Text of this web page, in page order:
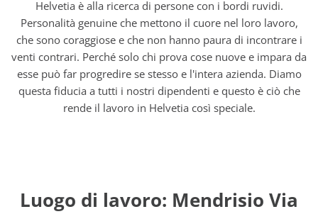
Helvetia è alla ricerca di persone con i bordi ruvidi.
Personalità genuine che mettono il cuore nel loro lavoro,
che sono coraggiose e che non hanno paura di incontrare i
venti contrari. Perché solo chi prova cose nuove e impara da
esse può far progredire se stesso e l'intera azienda. Diamo
questa fiducia a tutti i nostri dipendenti e questo è ciò che
rende il lavoro in Helvetia così speciale.
Luogo di lavoro: Mendrisio Via